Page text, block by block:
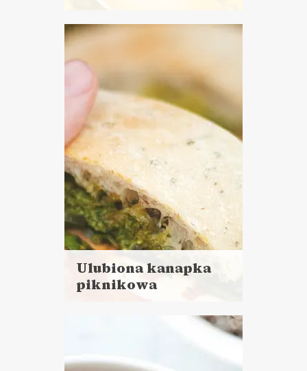
więcej
Czas przygotowania:
do 30 minut
GOTOWANIE NA
KWARANTANNIE
Ulubiona kanapka
piknikowa
Czas przygotowania: 45 minut